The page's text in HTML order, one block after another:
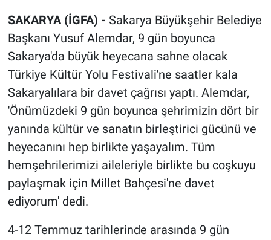
SAKARYA (İGFA) - Sakarya Büyükşehir Belediye
Başkanı Yusuf Alemdar, 9 gün boyunca
Sakarya'da büyük heyecana sahne olacak
Türkiye Kültür Yolu Festivali'ne saatler kala
Sakaryalılara bir davet çağrısı yaptı. Alemdar,
'Önümüzdeki 9 gün boyunca şehrimizin dört bir
yanında kültür ve sanatın birleştirici gücünü ve
heyecanını hep birlikte yaşayalım. Tüm
hemşehrilerimizi aileleriyle birlikte bu coşkuyu
paylaşmak için Millet Bahçesi'ne davet
ediyorum' dedi.
4-12 Temmuz tarihlerinde arasında 9 gün